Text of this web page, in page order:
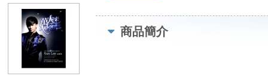
商品簡介